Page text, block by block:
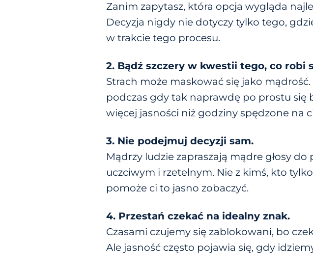
Zanim zapytasz, która opcja wygląda
Decyzja nigdy nie dotyczy tylko tego,
w trakcie tego procesu.
2. Bądź szczery w kwestii tego, co robi
Strach może maskować się jako
podczas gdy tak naprawdę po prostu się
więcej jasności niż godziny spędzone na
3. Nie podejmuj decyzji sam.
Mądrzy ludzie zapraszają mądre głosy
uczciwym i rzetelnym. Nie z kimś, kto
pomoże ci to jasno zobaczyć.
4. Przestań czekać na idealny znak.
Czasami czujemy się zablokowani, bo
Ale jasność często pojawia się, gdy